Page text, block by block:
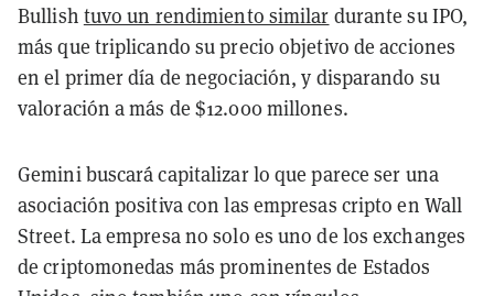
Bullish tuvo un rendimiento similar durante su IPO,
más que triplicando su precio objetivo de acciones
en el primer día de negociación, y disparando su
valoración a más de $12.000 millones.
Gemini buscará capitalizar lo que parece ser una
asociación positiva con las empresas cripto en Wall
Street. La empresa no solo es uno de los exchanges
de criptomonedas más prominentes de Estados